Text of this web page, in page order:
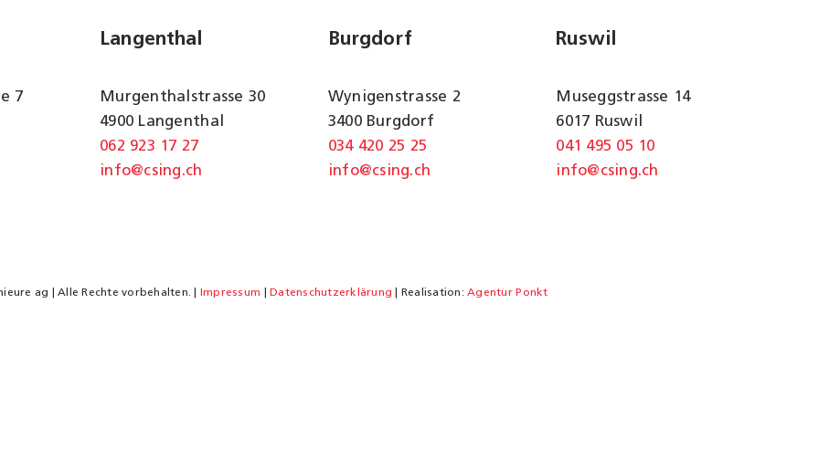
7
Langenthal
Murgenthalstrasse 30
4900 Langenthal
062 923 17 27
info@csing.ch
Burgdorf
Wynigenstrasse 2
3400 Burgdorf
034 420 25 25
info@csing.ch
Ruswil
Museggstrasse 14
6017 Ruswil
041 495 05 10
info@csing.ch
ag | Alle Rechte vorbehalten. | Impressum Datenschutzerklärung | Realisation:Agentur Ponkt